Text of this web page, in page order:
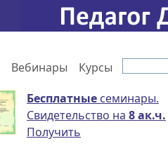
Вебинары Курсы
Бесплатные семинары.
Свидетельство на 8 ак.ч.
Получить